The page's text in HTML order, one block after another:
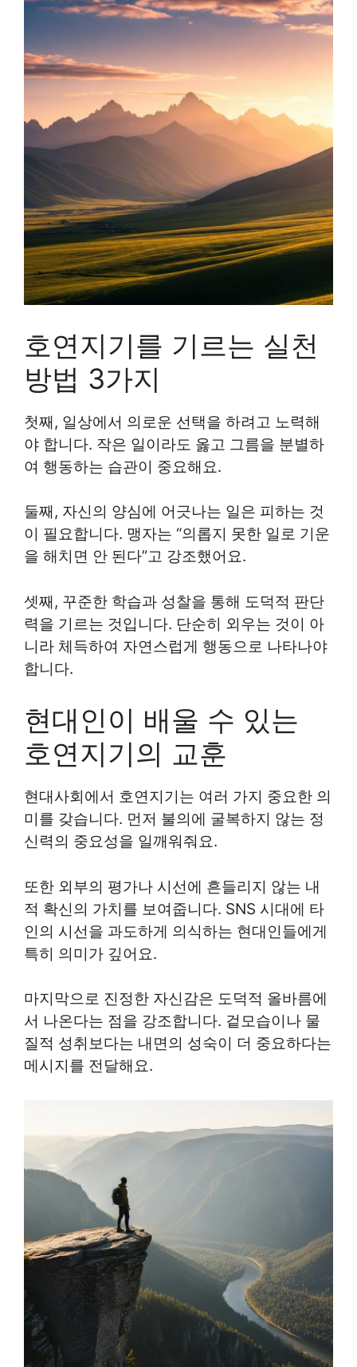
호연지기를 기르는 실천
방법 3가지
첫째, 일상에서 의로운 선택을 하려고 노력해
야 합니다. 작은 일이라도 옳고 그름을 분별하
여 행동하는 습관이 중요해요.
둘째, 자신의 양심에 어긋나는 일은 피하는 것
이 필요합니다. 맹자는 “의롭지 못한 일로 기운
을 해치면 안 된다”고 강조했어요.
셋째, 꾸준한 학습과 성찰을 통해 도덕적 판단
력을 기르는 것입니다. 단순히 외우는 것이 아
니라 체득하여 자연스럽게 행동으로 나타나야
합니다.
현대인이 배울 수 있는
호연지기의 교훈
현대사회에서 호연지기는 여러 가지 중요한 의
미를 갖습니다. 먼저 불의에 굴복하지 않는 정
신력의 중요성을 일깨워줘요.
또한 외부의 평가나 시선에 흔들리지 않는 내
적 확신의 가치를 보여줍니다. SNS 시대에 타
인의 시선을 과도하게 의식하는 현대인들에게
특히 의미가 깊어요.
마지막으로 진정한 자신감은 도덕적 올바름에
서 나온다는 점을 강조합니다. 겉모습이나 물
질적 성취보다는 내면의 성숙이 더 중요하다는
메시지를 전달해요.